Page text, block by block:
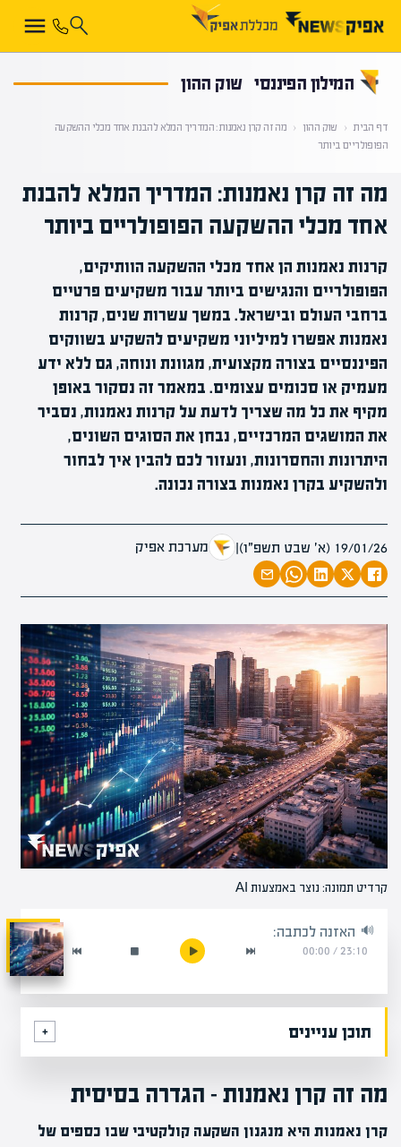
המילון הפיננסי שוק ההון
דף הבית ‹ שוק ההון ‹ מה זה קרן נאמנות: המדריך המלא להבנת אחד מכלי ההשקעה
הפופולריים ביותר
מה זה קרן נאמנות: המדריך המלא להבנת
אחד מכלי ההשקעה הפופולריים ביותר
קרנות נאמנות הן אחד מכלי ההשקעה הוותיקים,
הפופולריים והנגישים ביותר עבור משקיעים פרטיים
ברחבי העולם ובישראל. במשך עשרות שנים, קרנות
נאמנות אפשרו למיליוני משקיעים להשקיע בשווקים
הפיננסיים בצורה מקצועית, מגוונת ונוחה, גם ללא ידע
מעמיק או סכומים עצומים. במאמר זה נסקור באופן
מקיף את כל מה שצריך לדעת על קרנות נאמנות, נסביר
את המושגים המרכזיים, נבחן את הסוגים השונים,
היתרונות והחסרונות, ונעזור לכם להבין איך לבחור
ולהשקיע בקרן נאמנות בצורה נכונה.
19/01/26 (א׳ שבט תשפ״ו) | מערכת אפיק
קרדיט תמונה: נוצר באמצעות AI
האזנה לכתבה:
23:10
/
00:00
תוכן עניינים
מה זה קרן נאמנות – הגדרה בסיסית
קרן נאמנות היא מנגנון השקעה קולקטיבי שבו כספים של